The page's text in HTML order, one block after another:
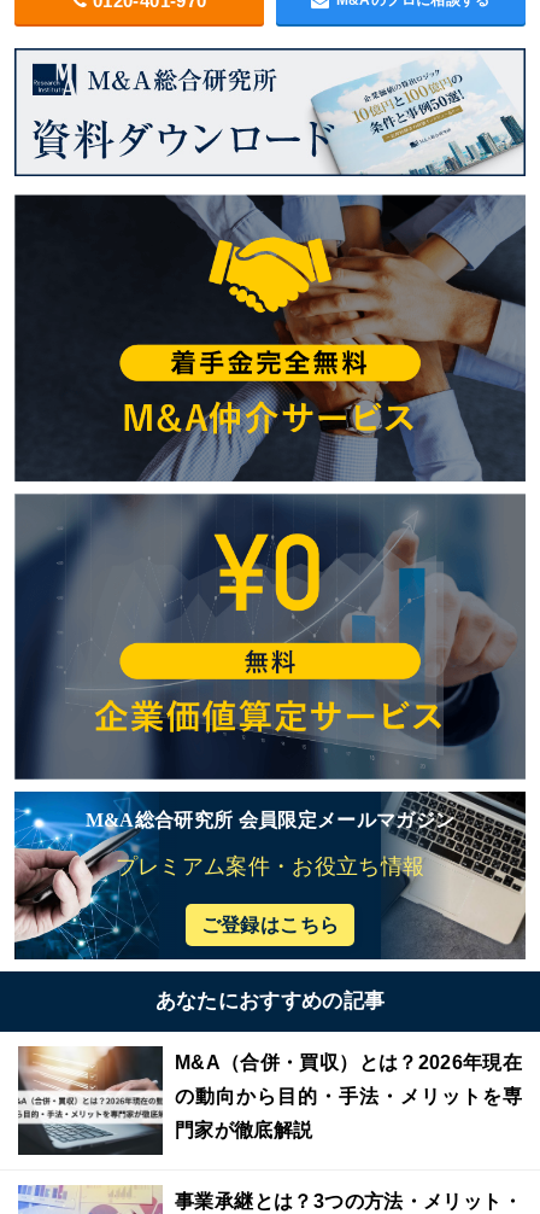
M&A総合研究所 会員限定メールマガジン
プレミアム案件・お役立ち情報
ご登録はこちら
あなたにおすすめの記事
M&A（合併・買収）とは？2026年現在
の動向から目的・手法・メリットを専
門家が徹底解説
事業承継とは？3つの方法・メリット・